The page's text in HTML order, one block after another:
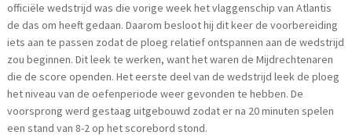
officiële wedstrijd was die vorige week het vlaggenschip van Atlantis
de das om heeft gedaan. Daarom besloot hij dit keer de voorbereiding
iets aan te passen zodat de ploeg relatief ontspannen aan de wedstrijd
zou beginnen. Dit leek te werken, want het waren de Mijdrechtenaren
die de score openden. Het eerste deel van de wedstrijd leek de ploeg
het niveau van de oefenperiode weer gevonden te hebben. De
voorsprong werd gestaag uitgebouwd zodat er na 20 minuten spelen
een stand van 8-2 op het scorebord stond.